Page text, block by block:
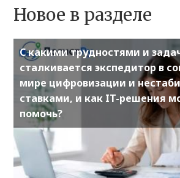
Новое в разделе
С какими трудностями и
сталкивается экспедитор в
мире цифровизации и
ставками, и как IT-решения
помочь?